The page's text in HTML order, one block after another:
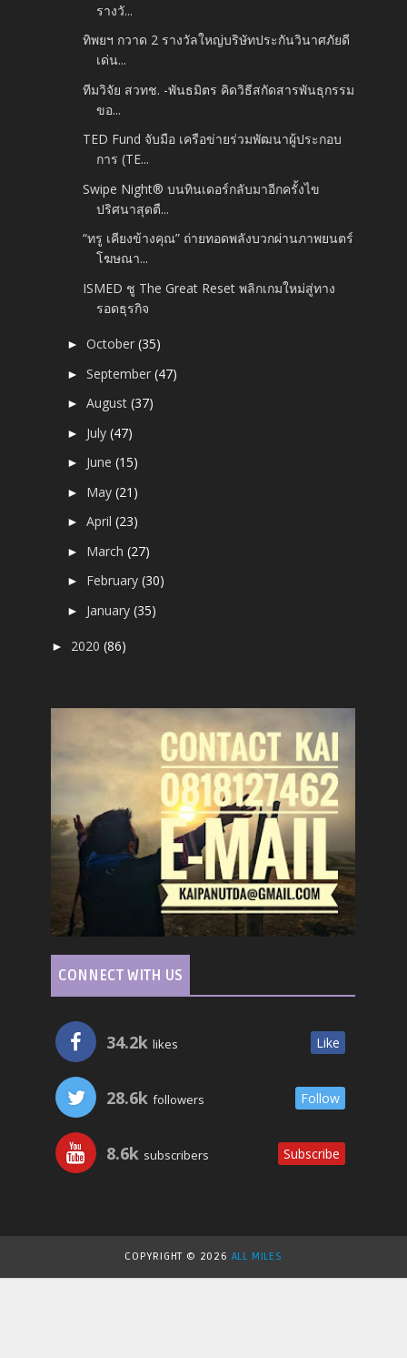
รางวั...
ทิพยฯ กวาด 2 รางวัลใหญ่บริษัทประกันวินาศภัยดี
เด่น​...
ทีมวิจัย สวทช. -พันธมิตร คิดวิธีสกัดสารพันธุกรรม
ขอ...
TED Fund จับมือ เครือข่ายร่วมพัฒนาผู้ประกอบ
การ (TE...
Swipe Night® บนทินเดอร์กลับมาอีกครั้งไข
ปริศนาสุดตื...
“ทรู เคียงข้างคุณ” ถ่ายทอดพลังบวกผ่านภาพยนตร์
โฆษณา...
ISMED ชู The Great Reset พลิกเกมใหม่สู่ทาง
รอดธุรกิจ
►October(35)
►September(47)
►August(37)
► July(47)
► June(15)
► May(21)
►April(23)
► March(27)
► February(30)
► January(35)
► 2020(86)
CONNECT WITH US
34.2k likes Like
28.6k followers Follow
8.6k subscribers Subscribe
COPYRIGHT © 2026 ALL MILES